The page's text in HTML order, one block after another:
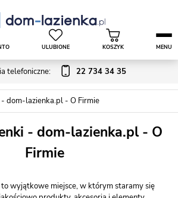
telefoniczne: 22 734 34 35
ULUBIONE KOSZYK MENU
- dom-lazienka.pl - O Firmie
- dom-lazienka.pl - O
Firmie
wyjątkowe miejsce, w którym staramy się